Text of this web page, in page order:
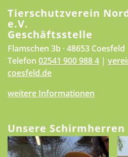
Tierschutzverein
e.V.
Geschäftsstelle
Flamschen 3b · 48653 Coesfeld
Telefon 02541 900 988 4 |
coesfeld.de
weitere Informationen
Unsere Schirmherren